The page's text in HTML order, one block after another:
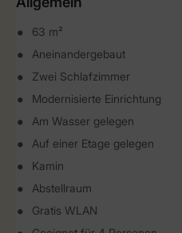
63 m²
Aneinandergebaut
Zwei Schlafzimmer
Modernisierte Einrichtung
Am Wasser gelegen
Auf einer Etage gelegen
Kamin
Abstellraum
Gratis WLAN